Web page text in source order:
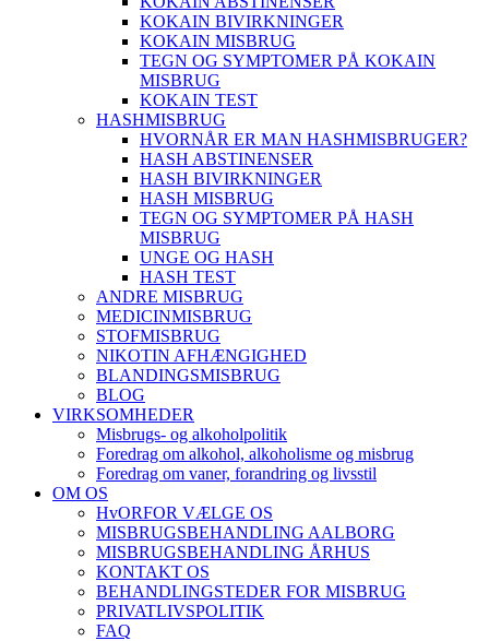
KOKAIN BIVIRKNINGER
KOKAIN MISBRUG
TEGN OG SYMPTOMER PÅ KOKAIN
MISBRUG
KOKAIN TEST
HASHMISBRUG
HVORNÅR ER MAN HASHMISBRUGER?
HASH ABSTINENSER
HASH BIVIRKNINGER
HASH MISBRUG
TEGN OG SYMPTOMER PÅ HASH
MISBRUG
UNGE OG HASH
HASH TEST
ANDRE MISBRUG
MEDICINMISBRUG
STOFMISBRUG
NIKOTIN AFHÆNGIGHED
BLANDINGSMISBRUG
BLOG
VIRKSOMHEDER
Misbrugs- og alkoholpolitik
Foredrag om alkohol, alkoholisme og misbrug
Foredrag om vaner, forandring og livsstil
OM OS
HvORFOR VÆLGE OS
MISBRUGSBEHANDLING AALBORG
MISBRUGSBEHANDLING ÅRHUS
KONTAKT OS
BEHANDLINGSTEDER FOR MISBRUG
PRIVATLIVSPOLITIK
FAQ